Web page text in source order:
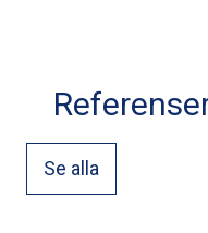
Se alla